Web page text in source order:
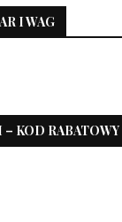
I WAG
KOD RABATOWY